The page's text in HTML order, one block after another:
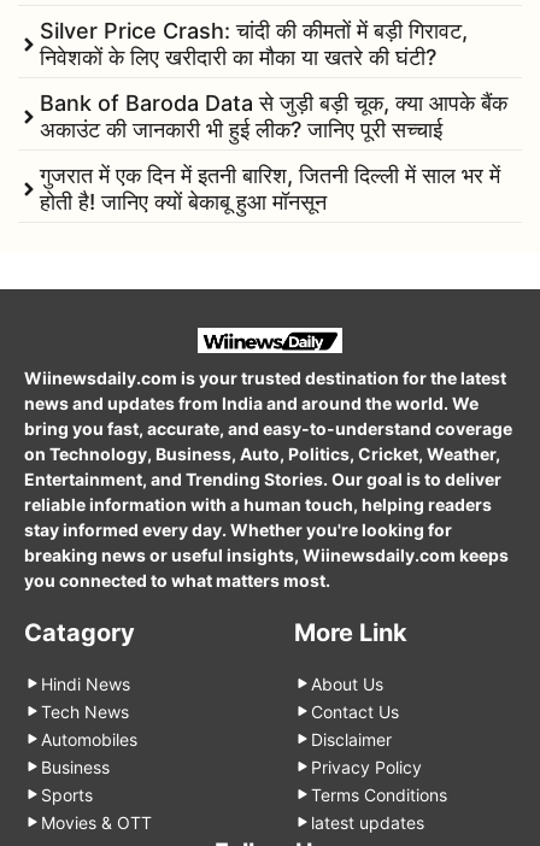
Silver Price Crash: चांदी की कीमतों में बड़ी गिरावट,
निवेशकों के लिए खरीदारी का मौका या खतरे की घंटी?
Bank of Baroda Data से जुड़ी बड़ी चूक, क्या आपके बैंक
अकाउंट की जानकारी भी हुई लीक? जानिए पूरी सच्चाई
गुजरात में एक दिन में इतनी बारिश, जितनी दिल्ली में साल भर में
होती है! जानिए क्यों बेकाबू हुआ मॉनसून
Wiinewsdaily.com is your trusted destination for the latest
news and updates from India and around the world. We
bring you fast, accurate, and easy-to-understand coverage
on Technology, Business, Auto, Politics, Cricket, Weather,
Entertainment, and Trending Stories. Our goal is to deliver
reliable information with a human touch, helping readers
stay informed every day. Whether you're looking for
breaking news or useful insights, Wiinewsdaily.com keeps
you connected to what matters most.
Catagory
Hindi News
Tech News
Automobiles
Business
Sports
Movies & OTT
More Link
About Us
Contact Us
Disclaimer
Privacy Policy
Terms Conditions
latest updates